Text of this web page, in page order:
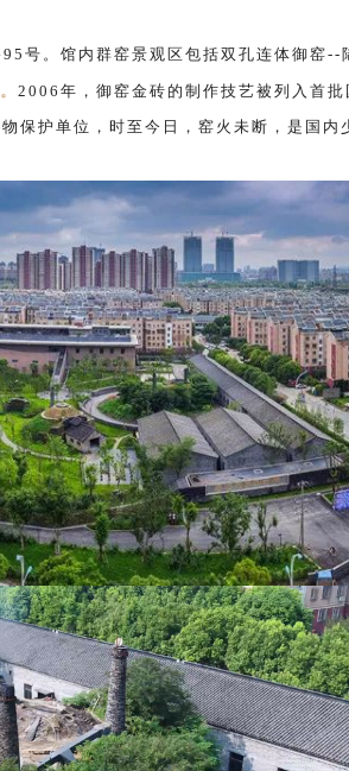
号。馆内群窑景观区包括双孔连体御窑--
2006年，御窑金砖的制作技艺被列入首
保护单位，时至今日，窑火未断，是国内